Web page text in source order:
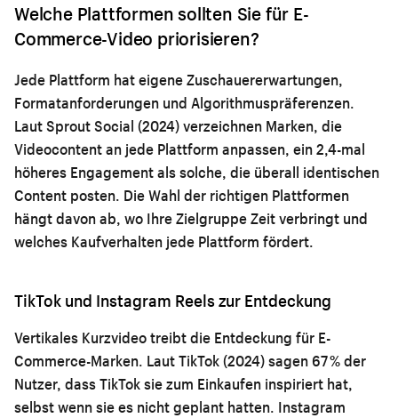
Welche Plattformen sollten Sie für E-
Commerce-Video priorisieren?
Jede Plattform hat eigene Zuschauererwartungen,
Formatanforderungen und Algorithmuspräferenzen.
Laut Sprout Social (2024) verzeichnen Marken, die
Videocontent an jede Plattform anpassen, ein 2,4-mal
höheres Engagement als solche, die überall identischen
Content posten. Die Wahl der richtigen Plattformen
hängt davon ab, wo Ihre Zielgruppe Zeit verbringt und
welches Kaufverhalten jede Plattform fördert.
TikTok und Instagram Reels zur Entdeckung
Vertikales Kurzvideo treibt die Entdeckung für E-
Commerce-Marken. Laut TikTok (2024) sagen 67 % der
Nutzer, dass TikTok sie zum Einkaufen inspiriert hat,
selbst wenn sie es nicht geplant hatten. Instagram